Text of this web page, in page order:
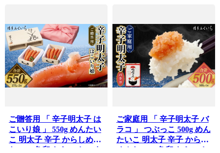
ご贈答用 「 辛子明太子 は
こいり娘 」 550g めんたい
こ 明太子 辛子 からしめん
たいこ 魚卵 たらこ おつま
ご家庭用 「 辛子明太子 バ
ラコ 」 つぶっこ 500g めん
たいこ 明太子 辛子 からし
めんたいこ 魚卵 たらこ お